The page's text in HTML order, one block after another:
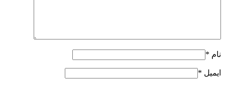
نام *
ایمیل *